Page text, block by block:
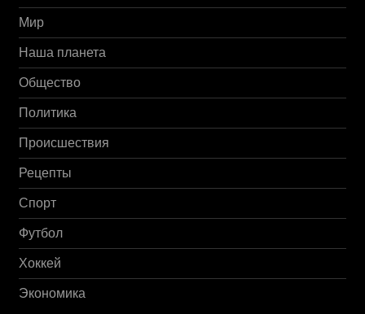
Мир
Наша планета
Общество
Политика
Происшествия
Рецепты
Спорт
Футбол
Хоккей
Экономика